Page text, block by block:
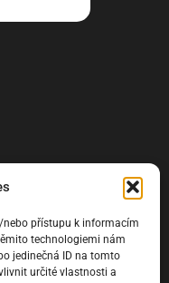
přístupu k informacím
technologiemi nám
jedinečná ID na tomto
určité vlastnosti a